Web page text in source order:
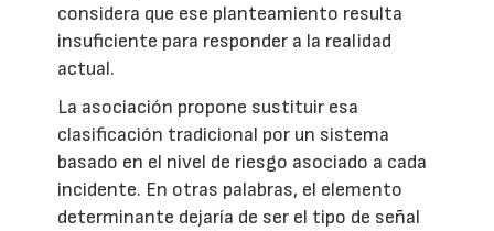
considera que ese planteamiento resulta
insuficiente para responder a la realidad
actual.
La asociación propone sustituir esa
clasificación tradicional por un sistema
basado en el nivel de riesgo asociado a cada
incidente. En otras palabras, el elemento
determinante dejaría de ser el tipo de señal